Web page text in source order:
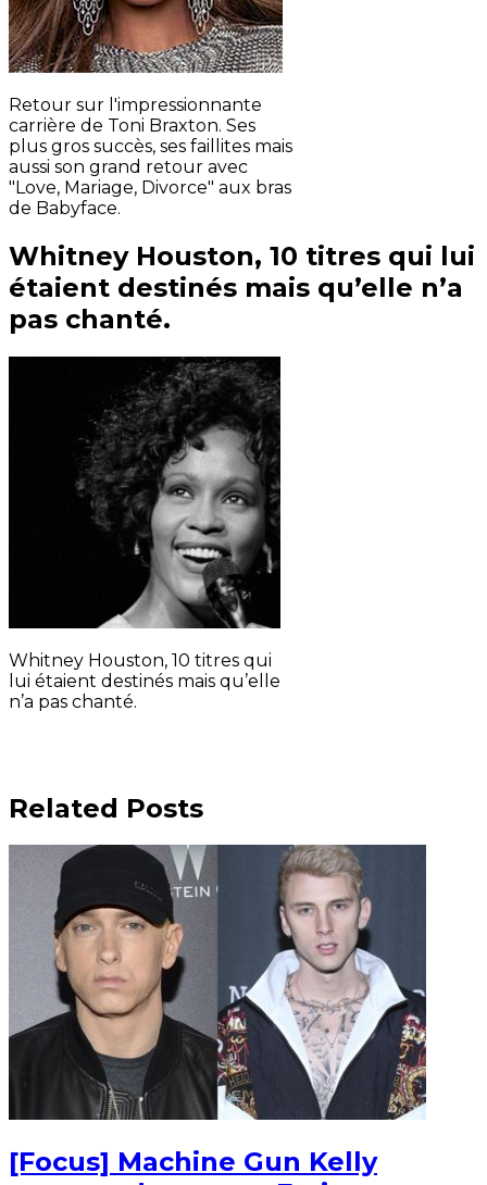
Retour sur l'impressionnante
carrière de Toni Braxton. Ses
plus gros succès, ses faillites mais
aussi son grand retour avec
"Love, Mariage, Divorce" aux bras
de Babyface.
Whitney Houston, 10 titres qui lui
étaient destinés mais qu’elle n’a
pas chanté.
Whitney Houston, 10 titres qui
lui étaient destinés mais qu’elle
n’a pas chanté.
Related Posts
[Focus] Machine Gun Kelly